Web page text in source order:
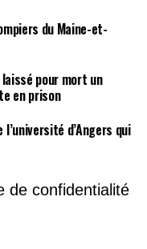
du Maine-et-
laissé pour mort un
en prison
l’université d’Angers qui
de confidentialité